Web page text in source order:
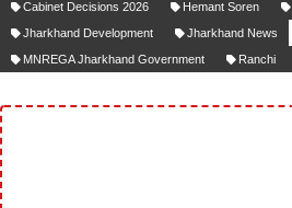
Cabinet Decisions 2026 Hemant Soren
Jharkhand Development
Jharkhand News
MNREGA Jharkhand Government
Ranchi